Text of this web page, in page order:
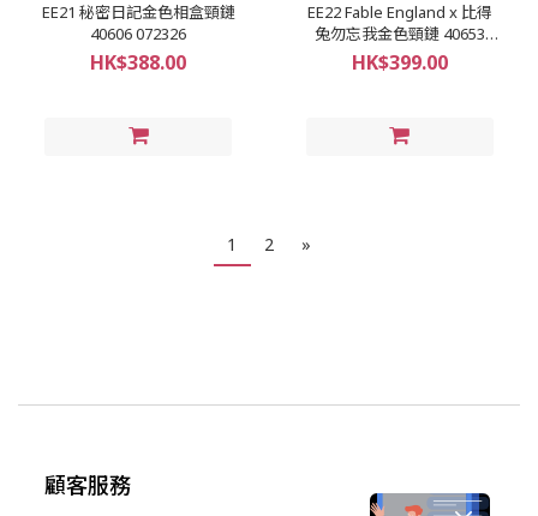
EE21 秘密日記金色相盒頸鏈
40606 072326
HK$388.00
EE22 Fable England x 比得
兔勿忘我金色頸鏈 40653
072326
HK$399.00
1 2 »
顧客服務